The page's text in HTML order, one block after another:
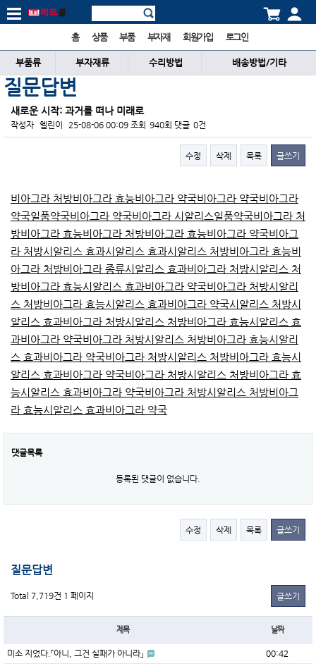
홈 상품 부품 부자재 회원가입 로그인
부품류 부자재류 수리방법 배송방법/기타
질문답변
새로운 시작: 과거를 떠나 미래로
작성자 헬린이 25-08-06 00:09 조회 940회 댓글 0건
수정 삭제 목록 글쓰기
비아그라 처방비아그라 효능비아그라 약국비아그라 약국비아그라
약국일품약국비아그라 약국비아그라 시알리스일품약국비아그라 처
방비아그라 효능비아그라 처방비아그라 효능비아그라 약국비아그
라 처방시알리스 효과시알리스 효과시알리스 처방비아그라 효능비
아그라 처방비아그라 종류시알리스 효과비아그라 처방시알리스 처
방비아그라 효능시알리스 효과비아그라 약국비아그라 처방시알리
스 처방비아그라 효능시알리스 효과비아그라 약국시알리스 처방시
알리스 효과비아그라 처방시알리스 처방비아그라 효능시알리스 효
과비아그라 약국비아그라 처방시알리스 처방비아그라 효능시알리
스 효과비아그라 약국비아그라 처방시알리스 처방비아그라 효능시
알리스 효과비아그라 약국비아그라 처방시알리스 처방비아그라 효
능시알리스 효과비아그라 약국비아그라 처방시알리스 처방비아그
라 효능시알리스 효과비아그라 약국
댓글목록
등록된 댓글이 없습니다.
수정 삭제 목록 글쓰기
질문답변
Total 7,719건 1 페이지 글쓰기
제목 날짜
미소 지었다.「아니, 그건 실패가 아니라」 00:42